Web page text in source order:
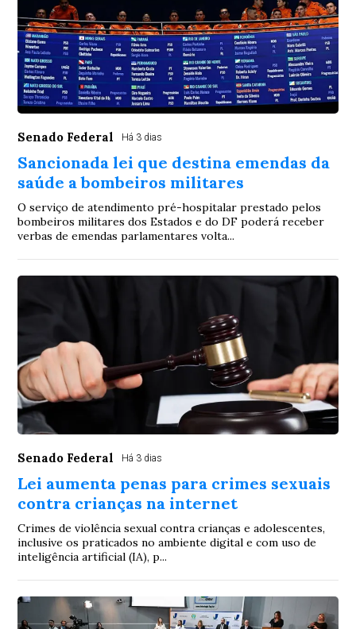
Senado Federal Há 3 dias
Sancionada lei que destina emendas da
saúde a bombeiros militares
O serviço de atendimento pré-hospitalar prestado pelos
bombeiros militares dos Estados e do DF poderá receber
verbas de emendas parlamentares volta...
Senado Federal Há 3 dias
Lei aumenta penas para crimes sexuais
contra crianças na internet
Crimes de violência sexual contra crianças e adolescentes,
inclusive os praticados no ambiente digital e com uso de
inteligência artificial (IA), p...